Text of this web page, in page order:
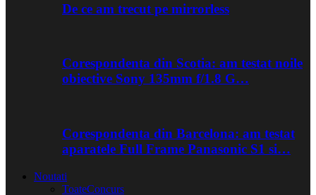
De ce am trecut pe mirrorless
Corespondenta din Scotia: am testat noile
obiective Sony 135mm f/1.8 G…
Corespondenta din Barcelona: am testat
aparatele Full Frame Panasonic S1 si…
Noutati
ToateConcurs